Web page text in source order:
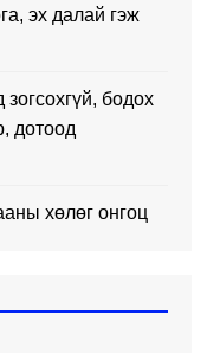
эх далай гэж
бодох
дотоод
хөлөг онгоц